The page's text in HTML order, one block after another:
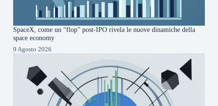
SpaceX, come un “flop” post-IPO rivela le nuove dinamiche della
space economy
9 Agosto 2026